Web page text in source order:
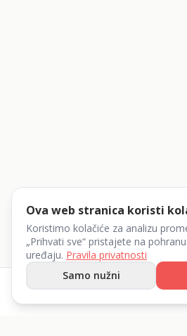
od15€/dan
Ova web stranica koristi
Koristimo kolačiće za analizu
„Prihvati sve“ pristajete na
uređaju. Pravila privatnosti
Samo nužni